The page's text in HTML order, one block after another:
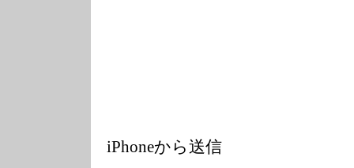
iPhoneから送信